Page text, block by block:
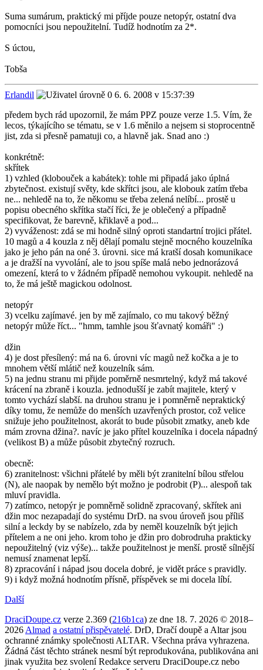
Suma sumárum, praktický mi příjde pouze netopýr, ostatní dva
pomocníci jsou nepoužitelní. Tudíž hodnotím za 2*.
S úctou,
Tobša
Erlandil
6. 6. 2008 v 15:37:39
předem bych rád upozornil, že mám PPZ pouze verze 1.5. Vím, že
lecos, týkajícího se tématu, se v 1.6 měnilo a nejsem si stoprocentně
jist, zda si přesně pamatuji co, a hlavně jak. Snad ano :)
konkrétně:
skřítek
1) vzhled (klobouček a kabátek): tohle mi připadá jako úplná
zbytečnost. existují světy, kde skřítci jsou, ale klobouk zatím třeba
ne... nehledě na to, že někomu se třeba zelená nelíbí... prostě u
popisu obecného skřítka stačí říci, že je oblečený a případně
specifikovat, že barevně, křiklavě a pod...
2) vyváženost: zdá se mi hodně silný oproti standartní trojici přátel.
10 magů a 4 kouzla z něj dělají pomalu stejně mocného kouzelníka
jako je jeho pán na oné 3. úrovni. sice má kratší dosah komunikace
a je dražší na vyvolání, ale to jsou spíše malá nebo jednorázová
omezení, která to v žádném případě nemohou vykoupit. nehledě na
to, že má ještě magickou odolnost.
netopýr
3) vcelku zajímavé. jen by mě zajímalo, co mu takový běžný
netopýr může říct... "hmm, tamhle jsou šťavnatý komáři" :)
džin
4) je dost přesílený: má na 6. úrovni víc magů než kočka a je to
mnohem větší mlátič než kouzelník sám.
5) na jednu stranu mi přijde poměrně nesmrtelný, když má takové
krácení na zbraně i kouzla. jednodušší je zabít majitele, který v
tomto vychází slabší. na druhou stranu je i pomněrně nepraktický
díky tomu, že nemůže do menších uzavřených prostor, což velice
snižuje jeho použitelnost, akorát to bude působit zmatky, aneb kde
mám zrovna džina?. navíc je jako přítel kouzelníka i docela nápadný
(velikost B) a může působit zbytečný rozruch.
obecně:
6) zranitelnost: všichni přátelé by měli být zranitelní bílou střelou
(N), ale naopak by nemělo být možno je podrobit (P)... alespoň tak
mluví pravidla.
7) zatímco, netopýr je pomněrně solidně zpracovaný, skřítek ani
džin moc nezapadají do systému DrD. na svou úroveň jsou příliš
silní a leckdy by se nabízelo, zda by neměl kouzelník být jejich
přítelem a ne oni jeho. krom toho je džin pro dobrodruha prakticky
nepoužitelný (viz výše)... takže použitelnost je menší. prostě sílnější
nemusí znamenat lepší.
8) zpracování i nápad jsou docela dobré, je vidět práce s pravidly.
9) i když možná hodnotím přísně, příspěvek se mi docela líbí.
Další
DraciDoupe.cz verze 2.369 (216b1ca) ze dne 18. 7. 2026 © 2018–
2026 Almad a ostatní přispěvatelé. DrD, Dračí doupě a Altar jsou
ochranné známky společnosti ALTAR. Všechna práva vyhrazena.
Žádná část těchto stránek nesmí být reprodukována, publikována ani
jinak využita bez svolení Redakce serveru DraciDoupe.cz nebo